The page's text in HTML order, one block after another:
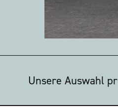
Unsere Auswahl